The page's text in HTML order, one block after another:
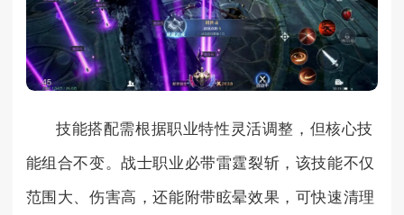
技能搭配需根据职业特性灵活调整，但核心技
能组合不变。战士职业必带雷霆裂斩，该技能不仅
范围大、伤害高，还能附带眩晕效果，可快速清理